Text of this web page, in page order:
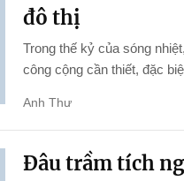
đô thị
Trong thế kỷ của sóng
công cộng cần thiết, đặc
Anh Thư
Đâu trầm tích